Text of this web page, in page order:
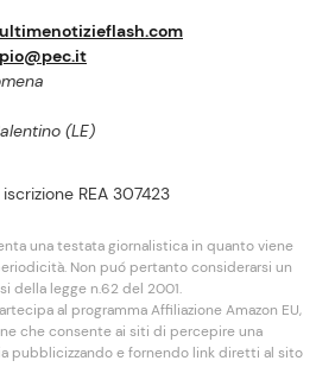
(LE)
REA 307423
una testata giornalistica in quanto viene
Non puó pertanto considerarsi un
della legge n.62 del 2001.
al programma Affiliazione Amazon EU,
che consente ai siti di percepire una
pubblicizzando e fornendo link diretti al sito